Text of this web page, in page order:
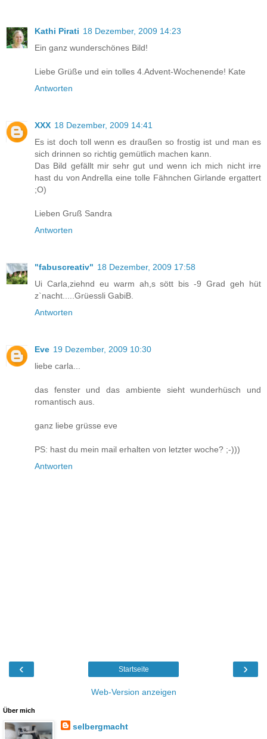
Kathi Pirati 18 Dezember, 2009 14:23
Ein ganz wunderschönes Bild!
Liebe Grüße und ein tolles 4.Advent-Wochenende! Kate
Antworten
XXX 18 Dezember, 2009 14:41
Es ist doch toll wenn es draußen so frostig ist und man es
sich drinnen so richtig gemütlich machen kann.
Das Bild gefällt mir sehr gut und wenn ich mich nicht irre
hast du von Andrella eine tolle Fähnchen Girlande ergattert
;O)
Lieben Gruß Sandra
Antworten
"fabuscreativ" 18 Dezember, 2009 17:58
Ui Carla,ziehnd eu warm ah,s sött bis -9 Grad geh hüt
z`nacht.....Grüessli GabiB.
Antworten
Eve 19 Dezember, 2009 10:30
liebe carla...
das fenster und das ambiente sieht wunderhüsch und
romantisch aus.
ganz liebe grüsse eve
PS: hast du mein mail erhalten von letzter woche? ;-)))
Antworten
‹ ›
Startseite
Web-Version anzeigen
Über mich
selbergmacht